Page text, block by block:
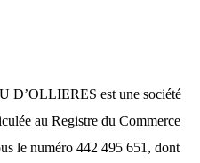
D’OLLIERES est une société
au Registre du Commerce
le numéro 442 495 651, dont